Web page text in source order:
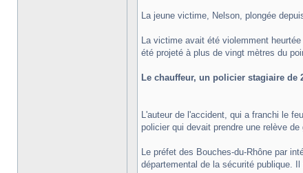
La jeune victime, Nelson, plongée
La victime avait été violemment
été projeté à plus de vingt mètres du
Le chauffeur, un policier stagiaire de
L'auteur de l'accident, qui a franchi le
policier qui devait prendre une relève
Le préfet des Bouches-du-Rhône par
départemental de la sécurité publique.